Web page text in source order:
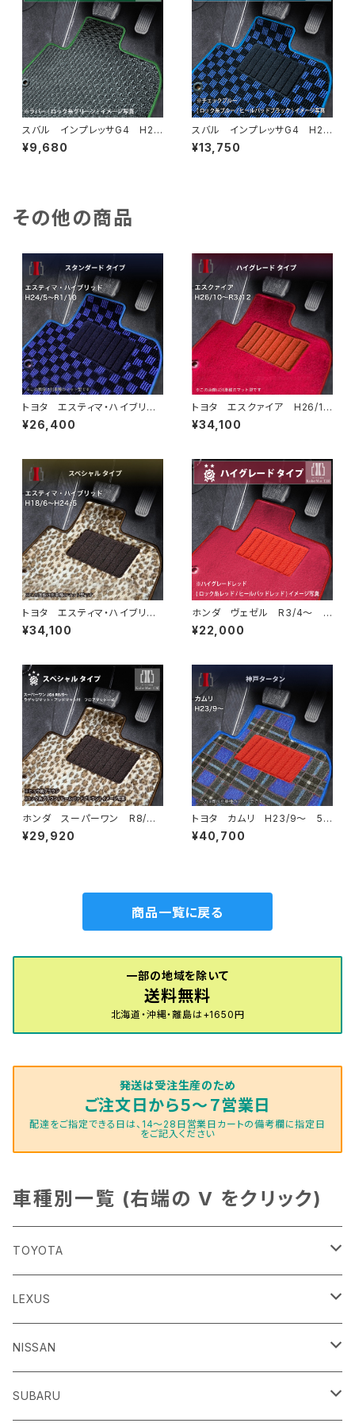
スバル インプレッサG4 H2
3/12〜R5/4 GJ・GK系 フロ
アマット一式 カーマット 防
¥9,680
スバル インプレッサG4 H2
3/12〜R5/4 GJ・GK系 フロ
アマット一式 カーマット スタ
¥13,750
その他の商品
トヨタ エスティマ・ハイブリッ
ド H24/5〜R1/10（後期） 20
系 フロアマット一式 カーマッ
¥26,400
トヨタ エスクァイア H26/1
0〜R3/12 80系 フロアマッ
ト一式 カーマット ハイグレー
¥34,100
トヨタ エスティマ・ハイブリッ
ド H18/6〜H24/5（前期） 2
0系 フロアマット一式 カーマ
¥34,100
ホンダ ヴェゼル R3/4〜 R
V系 ラゲッジマット付 フロア
マット一式 トランクマット カ
¥22,000
ホンダ スーパーワン R8/
5〜 JG6 ラゲッジマット・ア
ンドマット付 フロアマット一
¥29,920
トヨタ カムリ H23/9〜 5
0/70系 フロアマット一式 カ
ーマット 神戸タータン 特別
¥40,700
商品一覧に戻る
一部の地域を除いて
送料無料
北海道・沖縄・離島は+1650円
発送は受注生産のため
ご注文日から５～７営業日
配達をご指定できる日は、14～28日営業日カートの備考欄に指定日
をご記入ください
車種別一覧 (右端の V をクリック)
TOYOTA
86
H24/4～R3/8 ZN6
GR86
R3/10～ ZN8
ｂＢ
LEXUS
ＣＴ
H23/1～R4/11
ＥＳ
NISSAN
ＡＤ
SUBARU